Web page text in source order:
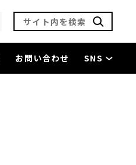
サイト内を検索
お問い合わせ SNS